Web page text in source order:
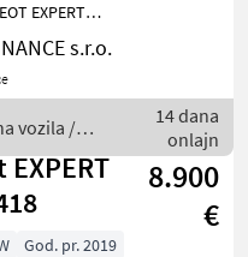
r.v.
elekt
s.r.o.
vozila /
14 dana
onlajn
EXPERT
418
8.900
€
God. pr. 2019